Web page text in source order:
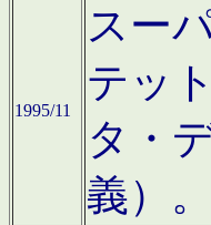
1995/11
スー
テッ
タ・
義）。